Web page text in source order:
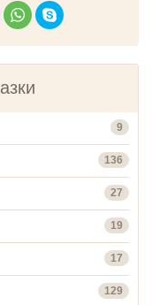
9
136
27
19
17
129